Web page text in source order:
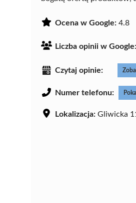
Ocena w Google: 4.8
Liczba opinii w Google:
Czytaj opinie:
Numer telefonu:
Lokalizacja: Gliwicka